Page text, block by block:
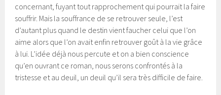
concernant, fuyant tout rapprochement qui pourrait la faire
souffrir. Mais la souffrance de se retrouver seule, l’est
d’autant plus quand le destin vient faucher celui que l’on
aime alors que l’on avait enfin retrouver goût à la vie grâce
à lui. L’idée déjà nous percute et on a bien conscience
qu’en ouvrant ce roman, nous serons confrontés à la
tristesse et au deuil, un deuil qu’il sera très difficile de faire.